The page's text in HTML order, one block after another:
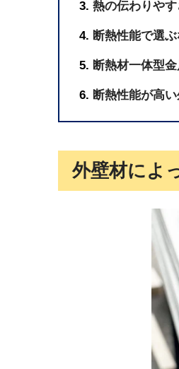
熱の伝わりや
断熱性能で選
断熱材一体型
断熱性能が高
外壁材によ